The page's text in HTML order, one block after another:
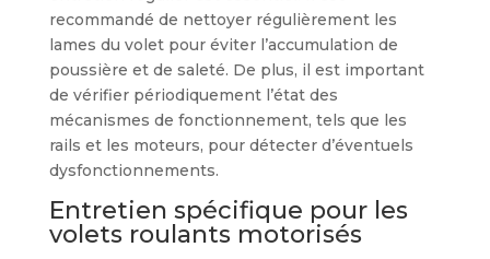
recommandé de nettoyer régulièrement les
lames du volet pour éviter l’accumulation de
poussière et de saleté. De plus, il est important
de vérifier périodiquement l’état des
mécanismes de fonctionnement, tels que les
rails et les moteurs, pour détecter d’éventuels
dysfonctionnements.
Entretien spécifique pour les
volets roulants motorisés